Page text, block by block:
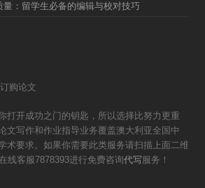
：留学生必备的编辑与校对技巧
打开成功之门的钥匙，所以选择比努力更重
文写作和作业指导业务覆盖澳大利亚全国中
术要求。如果你需要此类服务请扫描上面二维
线客服7878393进行免费咨询代写服务！